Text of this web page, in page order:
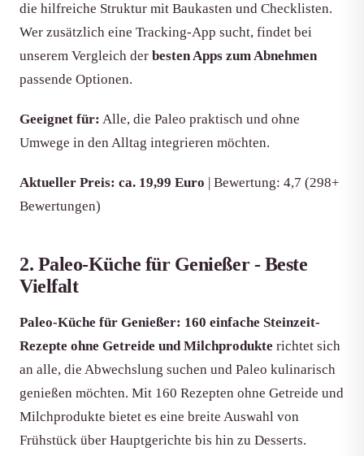
die hilfreiche Struktur mit Baukasten und Checklisten.
Wer zusätzlich eine Tracking-App sucht, findet bei
unserem Vergleich der besten Apps zum Abnehmen
passende Optionen.
Geeignet für: Alle, die Paleo praktisch und ohne
Umwege in den Alltag integrieren möchten.
Aktueller Preis: ca. 19,99 Euro | Bewertung: 4,7 (298+
Bewertungen)
2. Paleo-Küche für Genießer - Beste
Vielfalt
Paleo-Küche für Genießer: 160 einfache Steinzeit-
Rezepte ohne Getreide und Milchprodukte richtet sich
an alle, die Abwechslung suchen und Paleo kulinarisch
genießen möchten. Mit 160 Rezepten ohne Getreide und
Milchprodukte bietet es eine breite Auswahl von
Frühstück über Hauptgerichte bis hin zu Desserts.